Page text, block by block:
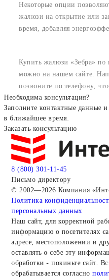
Некоторые опции
жалюзи на открытие или
время, добавляя
Купить жалюзи «Зебра» по
можно на нашем сайте.
позвоните по телефону,
Необходима консультация?
Заполните контактные данные
в ближайшее время.
Заказать консультацию
8 (800) 301-11-45
Письмо директору
© 2002—2026 Компания
Политика
персональных данных
Наш сайт, для корректной
информацию о посетителях
адресе, местоположении и
оставлять о себе эту
обработки - покиньте сайт.
обрабатывается согласно